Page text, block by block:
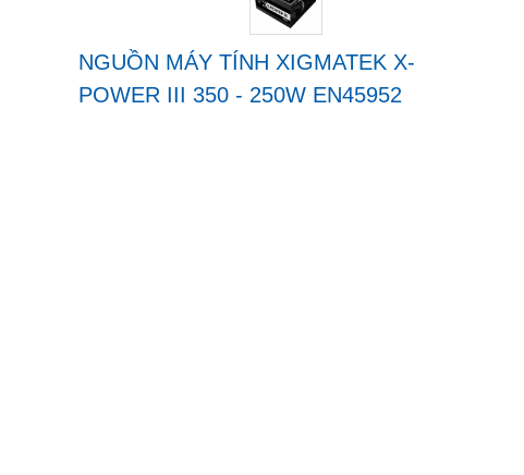
NGUỒN MÁY TÍNH XIGMATEK X-
POWER III 350 - 250W EN45952